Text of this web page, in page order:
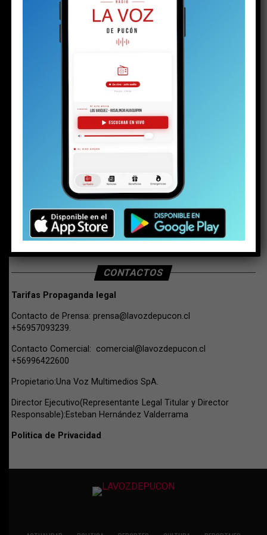
BUSCAR
CONTACTOS
Tarifas Propaganda legal
Contacto de Prensa: prensa@lavozdepucon.cl
+56957093239.
Contacto Comercial: comercial@lavozdepucon.cl
+56996422600
Propietario:Una Voz Multimedios SpA.
Director Ejecutivo(Representante Legal Titular y Director
Responsable):Esteban Hernández Valderrama
Politica de Privacidad